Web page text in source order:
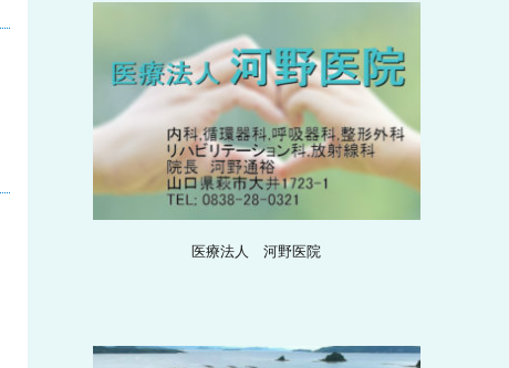
医療法人 河野医院